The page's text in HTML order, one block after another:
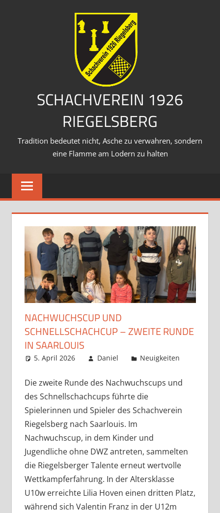
SCHACHVEREIN 1926
RIEGELSBERG
Tradition bedeutet nicht, Asche zu verwahren, sondern
eine Flamme am Lodern zu halten
NACHWUCHSCUP UND
SCHNELLSCHACHCUP – ZWEITE RUNDE
IN SAARLOUIS
5. April 2026 Daniel
Neuigkeiten
Die zweite Runde des Nachwuchscups und
des Schnellschachcups führte die
Spielerinnen und Spieler des Schachverein
Riegelsberg nach Saarlouis. Im
Nachwuchscup, in dem Kinder und
Jugendliche ohne DWZ antreten, sammelten
die Riegelsberger Talente erneut wertvolle
Wettkampferfahrung. In der Altersklasse
U10w erreichte Lilia Hoven einen dritten Platz,
während sich Valentin Franz in der U12m